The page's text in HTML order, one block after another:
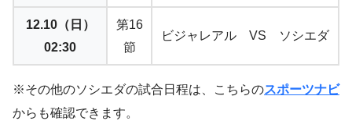
12.10（日）
02:30
第16
節
ビジャレアル VS ソシエダ
※その他のソシエダの試合日程は、こちらのスポーツナビ
からも確認できます。